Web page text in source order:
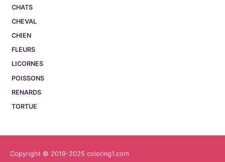
CHATS
CHEVAL
CHIEN
FLEURS
LICORNES
POISSONS
RENARDS
TORTUE
Copyright © 2019-2025 coloring1.com